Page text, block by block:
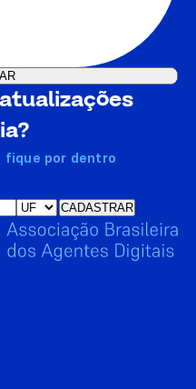
fique por dentro